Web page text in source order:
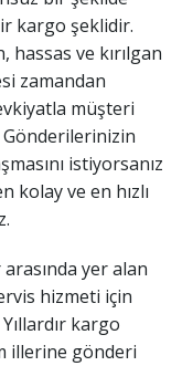
kargo şeklidir.
ve kırılgan
zamandan
müşteri
istiyorsanız
kolay ve en hızlı
yer alan
hizmeti için
kargo
illerine gönderi